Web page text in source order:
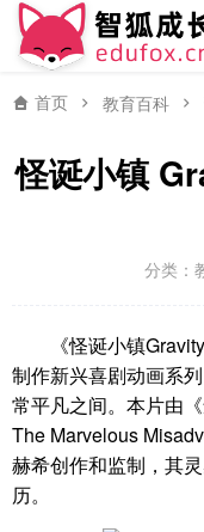
首页 教育百科
怪诞小镇
分类：
《怪诞小镇
制作新兴喜剧动画系
常平凡之间。本片由
The Marvelous
赫希创作和监制，其
历。